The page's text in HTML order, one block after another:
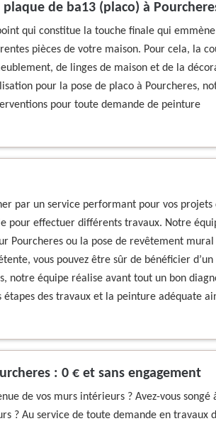
de ba13 (placo) à
qui constitue la touche finale qui emmène
pièces de votre maison. Pour cela, la
de linges de maison et de la
pour la pose de placo à Pourcheres,
pour toute demande de peinture
par un service performant pour vos projets
pour effectuer différents travaux. Notre
Pourcheres ou la pose de revêtement mural
vous pouvez être sûr de bénéficier d’un
notre équipe réalise avant tout un bon
des travaux et la peinture adéquate
: 0 € et sans engagement
de vos murs intérieurs ? Avez-vous songé
? Au service de toute demande en travaux